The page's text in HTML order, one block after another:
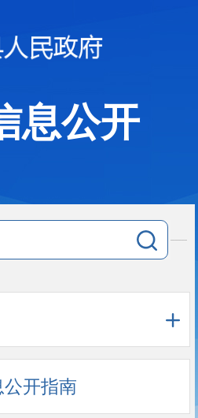
息公开
开指南